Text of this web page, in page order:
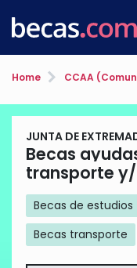
Home CCAA
JUNTA DE
Becas
transporte
Becas de estudios
Becas transporte